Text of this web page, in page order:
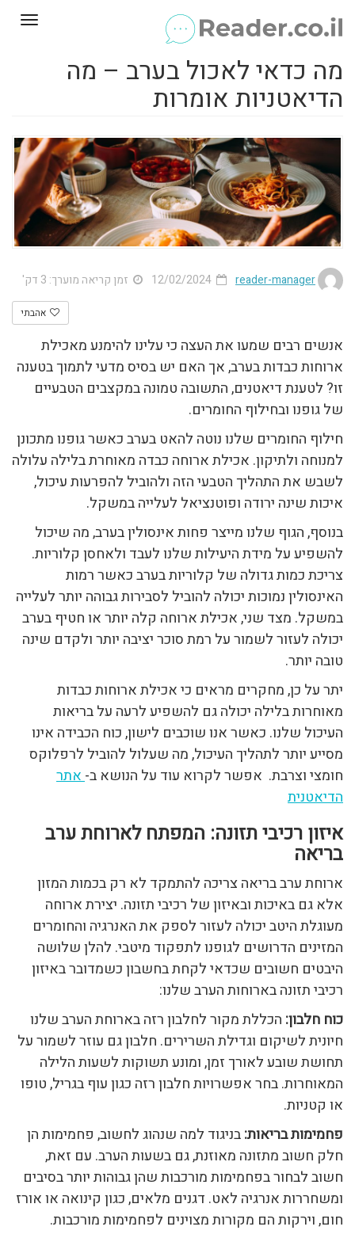
מה כדאי לאכול בערב – מה
הדיאטניות אומרות
reader-manager זמן קריאה מוערך: 3 דק'
אהבתי
אנשים רבים שמעו את העצה כי עלינו להימנע מאכילת
ארוחות כבדות בערב, אך האם יש בסיס מדעי לתמוך בטענה
זו? לטענת דיאטנים, התשובה טמונה במקצבים הטבעיים
של גופנו ובחילוף החומרים.
חילוף החומרים שלנו נוטה להאט בערב כאשר גופנו מתכונן
למנוחה ולתיקון. אכילת ארוחה כבדה מאוחרת בלילה עלולה
לשבש את התהליך הטבעי הזה ולהוביל להפרעות עיכול,
איכות שינה ירודה ופוטנציאל לעלייה במשקל.
בנוסף, הגוף שלנו מייצר פחות אינסולין בערב, מה שיכול
להשפיע על מידת היעילות שלנו לעבד ולאחסן קלוריות.
צריכת כמות גדולה של קלוריות בערב כאשר רמות
האינסולין נמוכות יכולה להוביל לסבירות גבוהה יותר לעלייה
במשקל. מצד שני, אכילת ארוחה קלה יותר או חטיף בערב
יכולה לעזור לשמור על רמת סוכר יציבה יותר ולקדם שינה
טובה יותר.
יתר על כן, מחקרים מראים כי אכילת ארוחות כבדות
מאוחרות בלילה יכולה גם להשפיע לרעה על בריאות
העיכול שלנו. כאשר אנו שוכבים לישון, כוח הכבידה אינו
מסייע יותר לתהליך העיכול, מה שעלול להוביל לרפלוקס
חומצי וצרבת. אפשר לקרוא עוד על הנושא ב-אתר
הדיאטנית
איזון רכיבי תזונה: המפתח לארוחת ערב
בריאה
ארוחת ערב בריאה צריכה להתמקד לא רק בכמות המזון
אלא גם באיכות ובאיזון של רכיבי תזונה. יצירת ארוחה
מעוגלת היטב יכולה לעזור לספק את האנרגיה והחומרים
המזינים הדרושים לגופנו לתפקוד מיטבי. להלן שלושה
היבטים חשובים שכדאי לקחת בחשבון כשמדובר באיזון
רכיבי תזונה בארוחות הערב שלנו:
כוח חלבון: הכללת מקור לחלבון רזה בארוחת הערב שלנו
חיונית לשיקום וגדילת השרירים. חלבון גם עוזר לשמור על
תחושת שובע לאורך זמן, ומונע תשוקות לשעות הלילה
המאוחרות. בחר אפשרויות חלבון רזה כגון עוף בגריל, טופו
או קטניות.
פחמימות בריאות:בניגוד למה שנהוג לחשוב, פחמימות הן
חלק חשוב מתזונה מאוזנת, גם בשעות הערב. עם זאת,
חשוב לבחור בפחמימות מורכבות שהן גבוהות יותר בסיבים
ומשחררות אנרגיה לאט. דגנים מלאים, כגון קינואה או אורז
חום, וירקות הם מקורות מצוינים לפחמימות מורכבות.